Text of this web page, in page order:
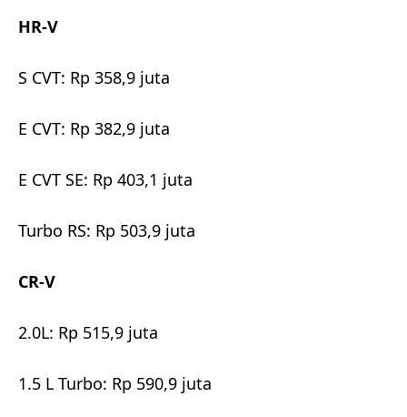
HR-V
S CVT: Rp 358,9 juta
E CVT: Rp 382,9 juta
E CVT SE: Rp 403,1 juta
Turbo RS: Rp 503,9 juta
CR-V
2.0L: Rp 515,9 juta
1.5 L Turbo: Rp 590,9 juta